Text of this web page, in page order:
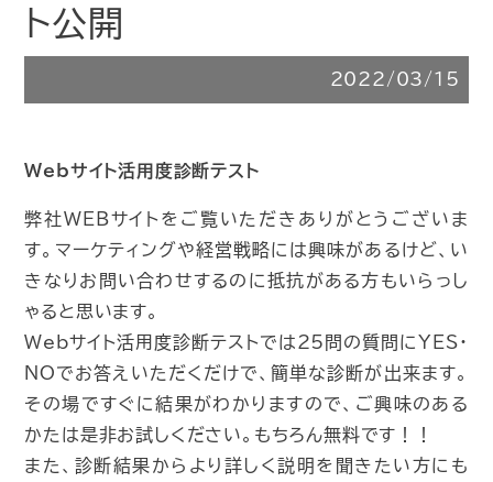
ト公開
2022/03/15
Webサイト活用度診断テスト
弊社WEBサイトをご覧いただきありがとうございま
す。マーケティングや経営戦略には興味があるけど、い
きなりお問い合わせするのに抵抗がある方もいらっし
ゃると思います。
Webサイト活用度診断テストでは25問の質問にYES・
NOでお答えいただくだけで、簡単な診断が出来ます。
その場ですぐに結果がわかりますので、ご興味のある
かたは是非お試しください。もちろん無料です！！
また、診断結果からより詳しく説明を聞きたい方にも